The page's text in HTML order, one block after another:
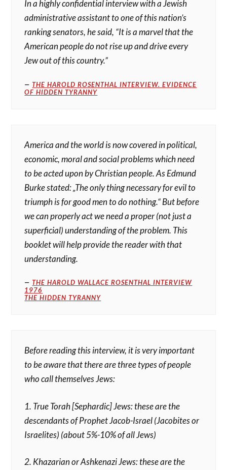
In a highly confidential interview with a Jewish
administrative assistant to one of this nation’s
ranking senators, he said, “It is a marvel that the
American people do not rise up and drive every
Jew out of this country.”
THE HAROLD ROSENTHAL INTERVIEW. EVIDENCE
OF HIDDEN TYRANNY
America and the world is now covered in political,
economic, moral and social problems which need
to be acted upon by Christian people. As Edmund
Burke stated: „The only thing necessary for evil to
triumph is for good men to do nothing.“ But before
we can properly act we need a proper (not just a
superficial) understanding of the problem. This
booklet will help provide the reader with that
understanding.
THE HAROLD WALLACE ROSENTHAL INTERVIEW
1976
THE HIDDEN TYRANNY
Before reading this interview, it is very important
to be aware that there are three types of people
who call themselves Jews:
1. True Torah [Sephardic] Jews: these are the
descendants of Prophet Jacob-Israel (Jacobites or
Israelites) (about 5%-10% of all Jews)
2. Khazarian or Ashkenazi Jews: these are the